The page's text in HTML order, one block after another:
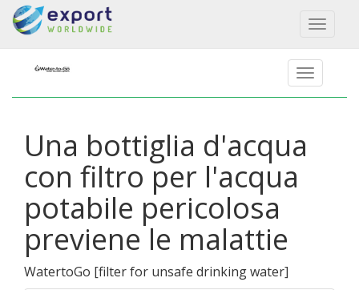
Toggle
Una bottiglia d'acqua
con filtro per l'acqua
potabile pericolosa
previene le malattie
WatertoGo [filter for unsafe drinking water]